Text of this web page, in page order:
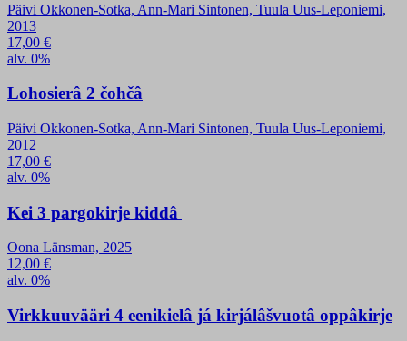
Päivi Okkonen-Sotka, Ann-Mari Sintonen, Tuula Uus-Leponiemi,
2013
17,00 €
alv. 0%
Lohosierâ 2 čohčâ
Päivi Okkonen-Sotka, Ann-Mari Sintonen, Tuula Uus-Leponiemi,
2012
17,00 €
alv. 0%
Kei 3 pargokirje kiđđâ
Oona Länsman, 2025
12,00 €
alv. 0%
Virkkuuvääri 4 eenikielâ já kirjálâšvuotâ oppâkirje